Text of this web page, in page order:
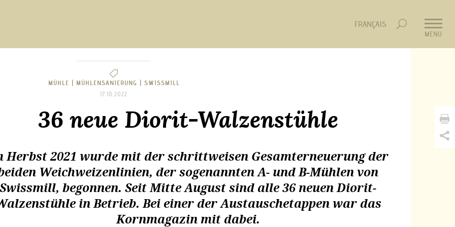
FRANÇAIS
MENU
MÜHLE | MÜHLENSANIERUNG | SWISSMILL
17.10.2022
36 neue Diorit-Walzenstühle
Herbst 2021 wurde mit der schrittweisen Gesamterneuerung der
Weichweizenlinien, der sogenannten A- und B-Mühlen von
Swissmill, begonnen. Seit Mitte August sind alle 36 neuen Diorit-
in Betrieb. Bei einer der Austauschetappen war das
Kornmagazin mit dabei.